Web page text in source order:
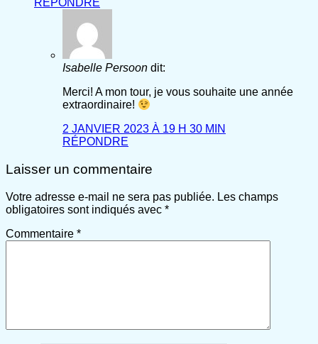
Isabelle Persoon dit:
Merci! A mon tour, je vous souhaite une année
extraordinaire!
2 JANVIER 2023 À 19 H 30 MIN
RÉPONDRE
Laisser un commentaire
Votre adresse e-mail ne sera pas publiée. Les champs
obligatoires sont indiqués avec *
Commentaire *